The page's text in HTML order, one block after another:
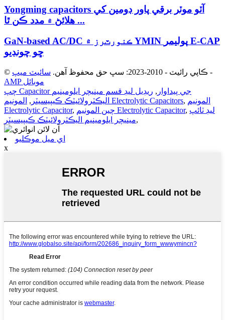
Yongming capacitors آٽو موٽر برقي پاور ڊومين کي
هلائڻ ۾ مدد ڪن ٿا ...
GaN-based AC/DC ڪنورٽرز ۾ YMIN پوليمر E-CAP
ڇو چونڊيو
© ڪاپي رائيٽ - 2010-2023: سڀ حق محفوظ آهن. سائيٽ ميپ
-
AMP موبائل
چپ Capacitor جي پيداوار , ريڊيل ليڊ قسم مينيچر ايلومينيم
اليڪٽرولائيٽڪ ڪيپيسيٽر , المونيم Electrolytic Capacitors, المونيم
Electrolytic Capacitor, چين المونيم Electrolytic Capacitor, ليڊ ٽائپ
مينيچر ايلومينيم اليڪٽرولائيٽڪ ڪيپيسيٽر,
اي ميل موڪليو
x